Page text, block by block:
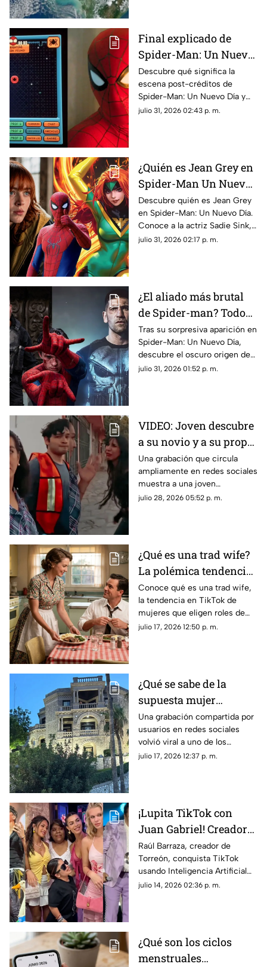
Final explicado de
Spider-Man: Un Nuevo
Día: ¿Por qué Peter está
en el espacio?
Descubre qué significa la
escena post-créditos de
Spider-Man: Un Nuevo Día y
las teorías de por qué Peter
julio 31, 2026 02:43 p. m.
¿Quién es Jean Grey en
Spider-Man Un Nuevo
Día? Sadie Sink y los
mutantes del UCM
Descubre quién es Jean Grey
en Spider-Man: Un Nuevo Día.
Conoce a la actriz Sadie Sink,
sus poderes y su impacto en la
julio 31, 2026 02:17 p. m.
¿El aliado más brutal
de Spider-man? Todo
sobre el oscuro pasado
de The Punisher
Tras su sorpresiva aparición en
Spider-Man: Un Nuevo Día,
descubre el oscuro origen de
Punisher, su paso por el MCU
julio 31, 2026 01:52 p. m.
VIDEO: Joven descubre
a su novio y a su propia
madre saliendo de
hotel
Una grabación que circula
ampliamente en redes sociales
muestra a una joven
enfrentando a su pareja y a su
julio 28, 2026 05:52 p. m.
¿Qué es una trad wife?
La polémica tendencia
VIRAL de amas de casa
Conoce qué es una trad wife,
la tendencia en TikTok de
mujeres que eligen roles de
género tradicionales y por qué
julio 17, 2026 12:50 p. m.
¿Qué se sabe de la
supuesta mujer
fantasma que se hizo
viral en la Casa del
Cerro de Torreón?
Una grabación compartida por
usuarios en redes sociales
volvió viral a uno de los
inmuebles más
julio 17, 2026 12:37 p. m.
¡Lupita TikTok con
Juan Gabriel! Creador
lagunero es VIRAL en
TikTok con videos
hiperrealistas de IA
Raúl Barraza, creador de
Torreón, conquista TikTok
usando Inteligencia Artificial
para crear videos virales de
julio 14, 2026 02:36 p. m.
¿Qué son los ciclos
menstruales